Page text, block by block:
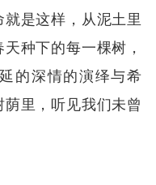
是这样，从泥土里
种下的每一棵树，
的深情的演绎与希
里，听见我们未曾